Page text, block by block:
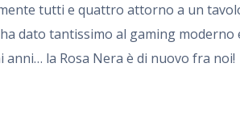
tutti e quattro attorno a un
dato tantissimo al gaming moderno
anni… la Rosa Nera è di nuovo fra noi!